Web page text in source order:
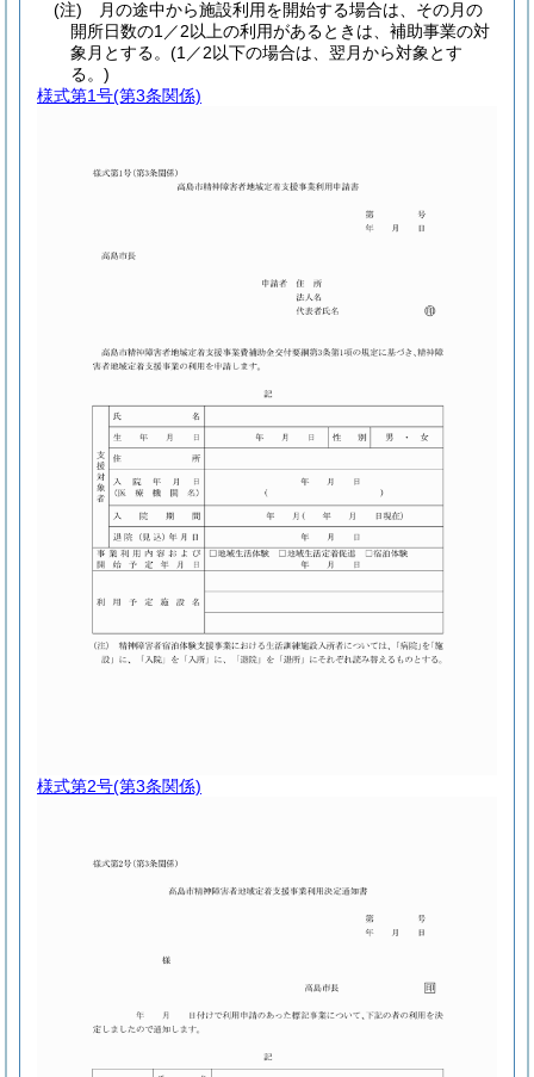
(注) 月の途中から施設利用を開始する場合は、その月の
開所日数の1／2以上の利用があるときは、補助事業の対
象月とする。(1／2以下の場合は、翌月から対象とす
る。)
様式第1号(第3条関係)
様式第2号(第3条関係)